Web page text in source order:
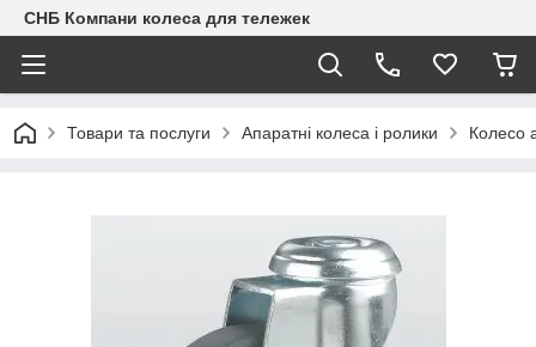
СНБ Компани колеса для тележек
Товари та послуги Апаратні колеса і ролики Колесо